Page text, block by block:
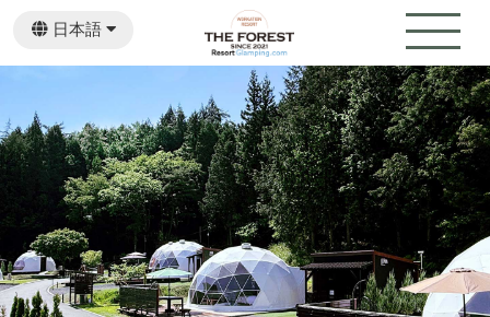
日本語
English